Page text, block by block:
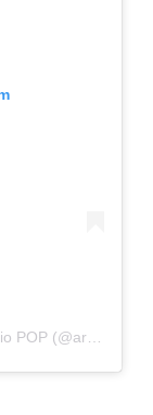
Uma publicação compartilhada por A Rádio POP (@aradiopopoficial)